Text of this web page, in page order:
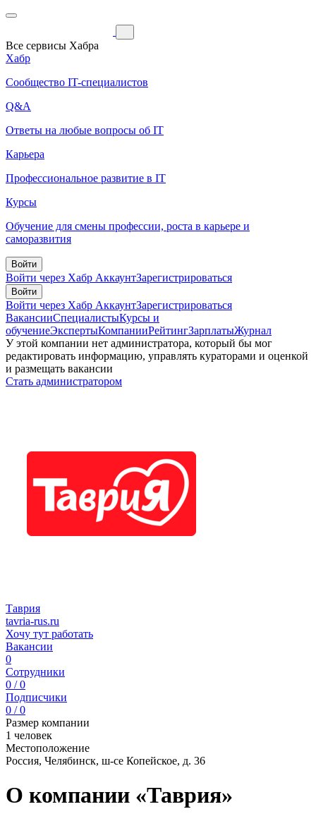
Все сервисы Хабра
Хабр
Сообщество IT-специалистов
Q&A
Ответы на любые вопросы об IT
Карьера
Профессиональное развитие в IT
Курсы
Обучение для смены профессии, роста в карьере и
саморазвития
Войти
Войти через Хабр АккаунтЗарегистрироваться
Войти
Войти через Хабр АккаунтЗарегистрироваться
ВакансииСпециалистыКурсы и
обучениеЭкспертыКомпанииРейтингЗарплатыЖурнал
У этой компании нет администратора, который бы мог
редактировать информацию, управлять кураторами и оценкой
и размещать вакансии
Стать администратором
Таврия
tavria-rus.ru
Хочу тут работать
Вакансии
0
Сотрудники
0 / 0
Подписчики
0 / 0
Размер компании
1 человек
Местоположение
Россия, Челябинск, ш-се Копейское, д. 36
О компании «Таврия»